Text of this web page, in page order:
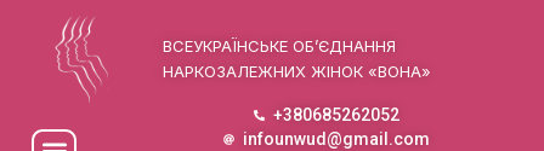
ВСЕУКРАЇНСЬКЕ ОБ’ЄДНАННЯ
НАРКОЗАЛЕЖНИХ ЖІНОК «ВОНА»
+380685262052
infounwud@gmail.com